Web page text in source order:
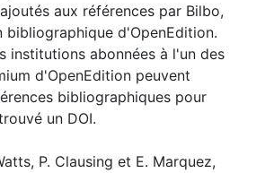
aux références par Bilbo,
d'OpenEdition.
institutions abonnées à l'un des
d'OpenEdition peuvent
bibliographiques pour
un DOI.
P. Clausing et E. Marquez,